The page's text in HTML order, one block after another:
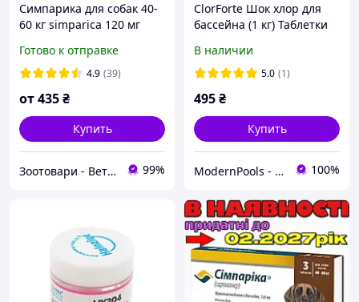
Симпарика для собак 40-
60 кг simparica 120 мг
клещей 1 таблетка (США)
Готово к отправке
4.9 (39)
от435₴
Купить
Зоотовари - Ветаптека 99%
ClorForte Шок хлор для
бассейна (1 кг) Таблетки
В наличии
5.0 (1)
495₴
Купить
ModernPools - Современный бассейн под ключ 100%